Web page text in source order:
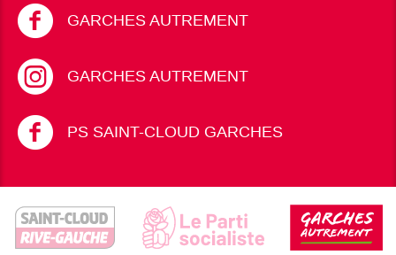
GARCHES AUTREMENT
GARCHES AUTREMENT
PS SAINT-CLOUD GARCHES